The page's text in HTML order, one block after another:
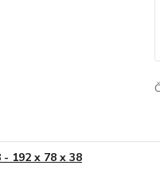
192 x 78 x 38